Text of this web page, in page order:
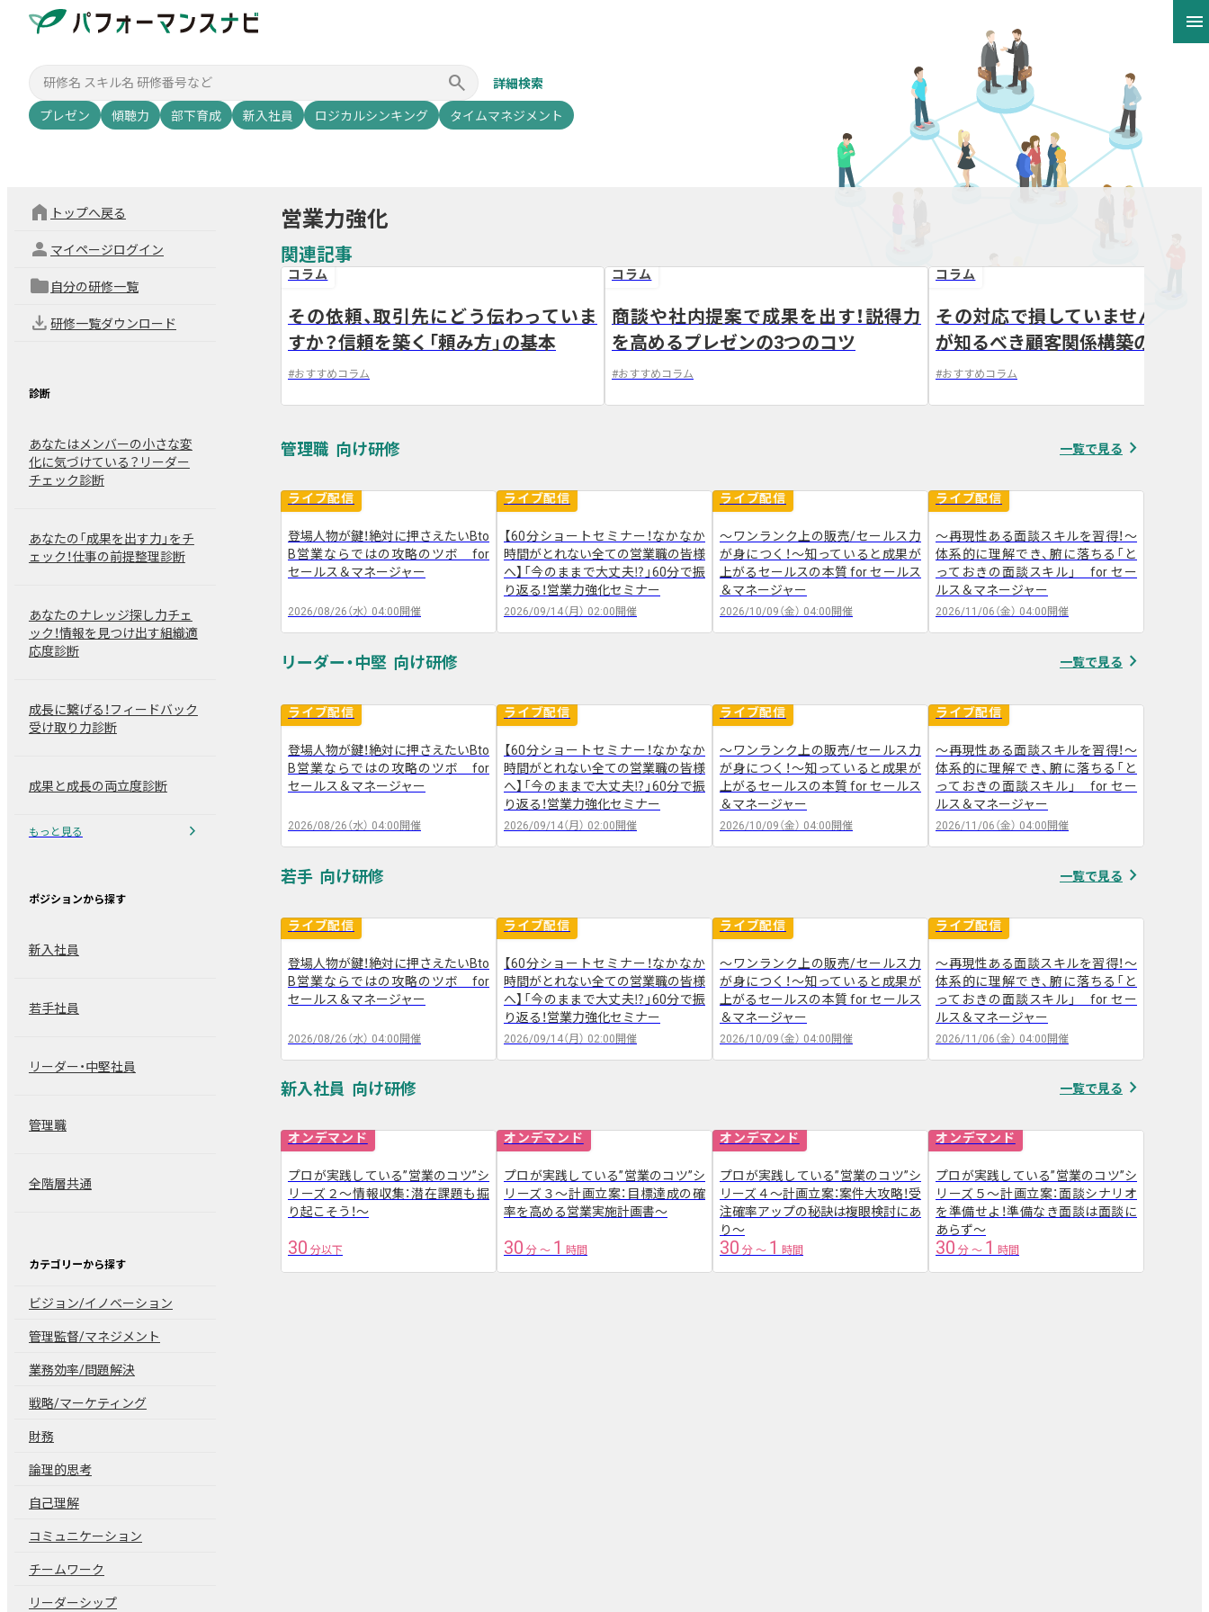
menu
search 詳細検索
プレゼン 傾聴力 部下育成 新入社員 ロジカルシンキング タイムマネジメント
home トップへ戻る
person マイページログイン
folder 自分の研修一覧
download 研修一覧ダウンロード
診断
あなたはメンバーの小さな変
化に気づけている？リーダー
チェック診断
あなたの「成果を出す力」をチ
ェック！仕事の前提整理診断
あなたのナレッジ探し力チェ
ック！情報を見つけ出す組織適
応度診断
成長に繋げる！フィードバック
受け取り力診断
成果と成長の両立度診断
もっと見る chevron_right
ポジションから探す
新入社員
若手社員
リーダー・中堅社員
管理職
全階層共通
カテゴリーから探す
ビジョン/イノベーション
管理監督/マネジメント
業務効率/問題解決
戦略/マーケティング
財務
論理的思考
自己理解
コミュニケーション
チームワーク
リーダーシップ
営業力強化
関連記事
arrow_back
コラム
その依頼、取引先にどう伝わっていま
すか？信頼を築く「頼み方」の基本
#おすすめコラム
コラム
商談や社内提案で成果を出す！説得力
を高めるプレゼンの3つのコツ
#おすすめコラム
コラム
その対応で損していませんか？
が知るべき顧客関係構築の3つの
#おすすめコラム
arrow_forward
管理職 一覧で見る navigate_next
arrow_back
ライブ配信
登場人物が鍵！絶対に押さえたいBto
B営業ならではの攻略のツボ for
セールス＆マネージャー
2026/08/26（水） 04:00 開催
ライブ配信
【60分ショートセミナー！なかなか
時間がとれない全ての営業職の皆様
へ】「今のままで大丈夫⁉」60分で振
り返る！営業力強化セミナー
2026/09/14（月） 02:00 開催
ライブ配信
～ワンランク上の販売/セールス力
が身につく！～知っていると成果が
上がるセールスの本質 for セールス
＆マネージャー
2026/10/09（金） 04:00 開催
ライブ配信
～再現性ある面談スキルを習得！～
体系的に理解でき、腑に落ちる「と
っておきの面談スキル」 for セー
ルス＆マネージャー
2026/11/06（金） 04:00 開催
arrow_forward
リーダー・中堅 一覧で見る navigate_next
arrow_back
ライブ配信
登場人物が鍵！絶対に押さえたいBto
B営業ならではの攻略のツボ for
セールス＆マネージャー
2026/08/26（水） 04:00 開催
ライブ配信
【60分ショートセミナー！なかなか
時間がとれない全ての営業職の皆様
へ】「今のままで大丈夫⁉」60分で振
り返る！営業力強化セミナー
2026/09/14（月） 02:00 開催
ライブ配信
～ワンランク上の販売/セールス力
が身につく！～知っていると成果が
上がるセールスの本質 for セールス
＆マネージャー
2026/10/09（金） 04:00 開催
ライブ配信
～再現性ある面談スキルを習得！～
体系的に理解でき、腑に落ちる「と
っておきの面談スキル」 for セー
ルス＆マネージャー
2026/11/06（金） 04:00 開催
arrow_forward
若手 一覧で見る navigate_next
arrow_back
ライブ配信
登場人物が鍵！絶対に押さえたいBto
B営業ならではの攻略のツボ for
セールス＆マネージャー
2026/08/26（水） 04:00 開催
ライブ配信
【60分ショートセミナー！なかなか
時間がとれない全ての営業職の皆様
へ】「今のままで大丈夫⁉」60分で振
り返る！営業力強化セミナー
2026/09/14（月） 02:00 開催
ライブ配信
～ワンランク上の販売/セールス力
が身につく！～知っていると成果が
上がるセールスの本質 for セールス
＆マネージャー
2026/10/09（金） 04:00 開催
ライブ配信
～再現性ある面談スキルを習得！～
体系的に理解でき、腑に落ちる「と
っておきの面談スキル」 for セー
ルス＆マネージャー
2026/11/06（金） 04:00 開催
arrow_forward
新入社員 一覧で見る navigate_next
arrow_back
オンデマンド
プロが実践している”営業のコツ”シ
リーズ２～情報収集：潜在課題も掘
り起こそう！～
30 分以下
オンデマンド
プロが実践している”営業のコツ”シ
リーズ３～計画立案：目標達成の確
率を高める営業実施計画書～
30 分 〜 1 時間
オンデマンド
プロが実践している”営業のコツ”シ
リーズ４～計画立案：案件大攻略！受
注確率アップの秘訣は複眼検討にあ
り～
30 分 〜 1 時間
オンデマンド
プロが実践している”営業のコツ”シ
リーズ５～計画立案：面談シナリオ
を準備せよ！準備なき面談は面談に
あらず～
30 分 〜 1 時間
arrow_forward